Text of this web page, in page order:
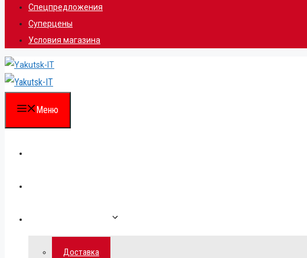
Спецпредложения
Суперцены
Условия магазина
Меню
Доставка